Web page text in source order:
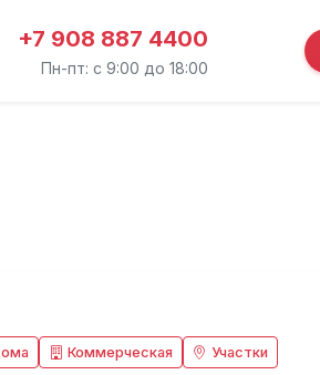
+7 908 887 4400
Пн-пт: с 9:00 до 18:00
Коммерческая Участки